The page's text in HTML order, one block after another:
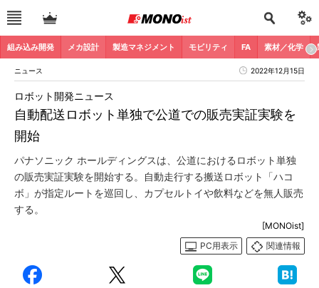
組み込み開発 メカ設計 製造マネジメント モビリティ FA 素材／化学
ニュース 2022年12月15日
自動配送ロボット単独で公道での販売実証実験を
開始
ロボット開発ニュース
パナソニック ホールディングスは、公道におけるロボット単独
の販売実証実験を開始する。自動走行する搬送ロボット「ハコ
ボ」が指定ルートを巡回し、カプセルトイや飲料などを無人販売
する。
[MONOist]
PC用表示
関連情報